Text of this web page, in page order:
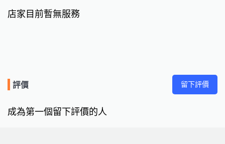
店家目前暫無服務
評價 留下評價
成為第一個留下評價的人